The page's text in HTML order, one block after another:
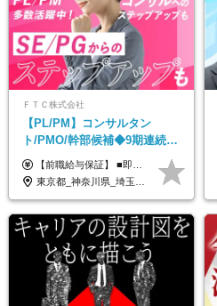
ＦＴＣ株式会社
【PL/PM】コンサルタン
ト/PMO/幹部候補◆9期連続大
幅増益！10期目の成長＋安定
性【前給保証】
【前職給与保証】 ■即戦力（経験目安5年以上）： 月給45万円～80万円 ■経験者（経験目安3年以上）： 月給40万円～60万円 ■ローキャリア（経験目安1年程度）： 月給35万円～40万円 ■未経験者： 月給30万円～35万円 ※上記金額には固定残業代30時間分 【未経験者5万5000円～7万3000円、 ローキャリア6万4000円～7万3000円、 経験者5万8000円～10万9000円、 即戦力8万2000円～14万5000円】を含みます。 ※30時間を超える場合は追加で全額支給します。 ※経験・能力・前職給与などを総合的に評価したうえでご納得いただけるよう個別決定。 未経験者の場合、前職給与とポテンシャルを査定のうえ決定いたします。 ※日本国内でのIT業界経験、または同等の実務経験と能力に応じて決定します。 ※前職給与は日本円かつ、日本国内での実績に基づき評価します。 【納得の評価システム】 ★クォーター毎に査定する評価制度導入！ 明確な評価基準で翌年度年収を上げましょう！ ★評価対象期間に在籍中のほとんどの社員が昇給し 年収アップを実現しています！ ★様々なインセンティブ制度を用意し多角的に正当評価しています！ ※試用期間6カ月（期間中の待遇等に差異なし）
東京都_神奈川県_埼玉県_千葉県